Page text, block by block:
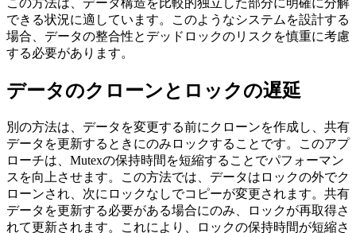
この方法は、データ構造を比較的独立した部分に明確に分解
できる状況に適しています。このようなシステムを設計する
場合、データの整合性とデッドロックのリスクを慎重に考慮
する必要があります。
データのクローンとロックの遅延
別の方法は、データを変更する前にクローンを作成し、共有
データを更新するときにのみロックすることです。このアプ
ローチは、Mutexの保持時間を短縮することでパフォーマン
スを向上させます。この方法では、データはロックの外でク
ローンされ、次にロックなしでコピーが変更されます。共有
データを更新する必要がある場合にのみ、ロックが再取得さ
れて更新されます。これにより、ロックの保持時間が短縮さ